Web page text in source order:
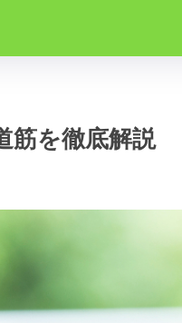
筋を徹底解説